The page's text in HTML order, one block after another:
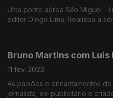
Uma ponte aérea São Miguel -
editor Diogo Lima. Realizou a
Bruno Martins com Luis
11 fev. 2023
As paixões e encantamentos
jornalista, ex-publicitário e